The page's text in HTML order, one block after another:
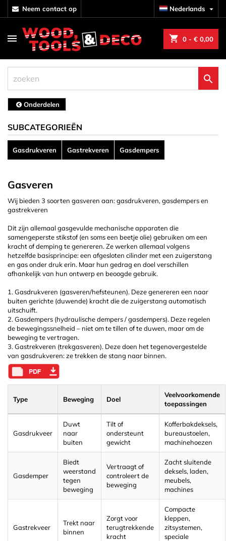
neem contact op Nederlands 
shopping_cart 0 - € 0,00

Onderdelen
SUBCATEGORIEËN
Gasdrukveren Gastrekveren Gasdempers
Gasveren
Wij bieden 3 soorten gasveren aan: gasdrukveren, gasdempers en
gastrekveren
Dit zijn allemaal gasgevulde mechanische apparaten die
samengeperste stikstof (en soms een beetje olie) gebruiken om een
kracht of demping te genereren. Ze werken allemaal volgens
hetzelfde basisprincipe: een afgesloten cilinder met een zuigerstang
en gas onder druk erin. Maar hun gedrag en doel verschillen
afhankelijk van hun ontwerp en beoogde gebruik.
1. Gasdrukveren (gasveren/hefsteunen). Deze genereren een naar
buiten gerichte (duwende) kracht die de zuigerstang automatisch
uitschuift.
2. Gasdempers (hydraulische dempers / gasdempers). Deze regelen
de bewegingssnelheid – niet om te tillen of te duwen, maar om de
beweging te vertragen.
3. Gastrekveren (trekgasveren). Deze doen het tegenovergestelde
van gasdrukveren: ze trekken de stang naar binnen.
Type Beweging Doel
Veelvoorkomende
toepassingen
Gasdrukveer
Duwt
naar
buiten
Tilt of
ondersteunt
gewicht
Kofferbakdeksels,
bureaustoelen,
machinehoezen
Gasdemper
Biedt
weerstand
tegen
beweging
Vertraagt of
controleert de
beweging
Zacht sluitende
deksels, laden,
meubels,
machines
Gastrekveer
Trekt naar
binnen
Zorgt voor
terugtrekkende
kracht
Compacte
kleppen,
zitsystemen,
speciale